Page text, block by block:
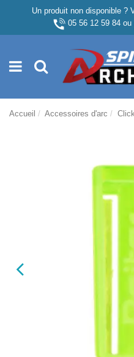
Un produit non disponible ?
05 56 12 59 84ou
Accueil Accessoires d'arc